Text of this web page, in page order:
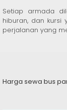
Setiap armada
hiburan, dan kursi
perjalanan yang
Harga sewa bus